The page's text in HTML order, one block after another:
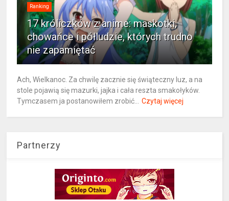
Ranking
17 króliczków z anime: maskotki,
chowańce i półludzie, których trudno
nie zapamiętać
Ach, Wielkanoc. Za chwilę zacznie się świąteczny luz, a na
stole pojawią się mazurki, jajka i cała reszta smakołyków.
Tymczasem ja postanowiłem zrobić...
Czytaj więcej
Partnerzy